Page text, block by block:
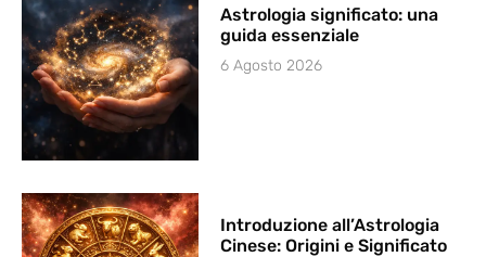
Astrologia significato: una
guida essenziale
6 Agosto 2026
Introduzione all’Astrologia
Cinese: Origini e Significato